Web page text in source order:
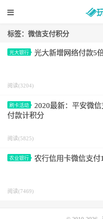
标签：微信支付积分
光大银行 光大新增网络付款5
阅读(3204)
刷卡活动
2020最新：平安微
付款计积分
阅读(5825)
农业银行 农行信用卡微信支付
阅读(7469)